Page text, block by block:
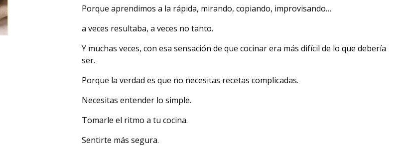
Porque aprendimos a la rápida, mirando, copiando, improvisando…
a veces resultaba, a veces no tanto.
Y muchas veces, con esa sensación de que cocinar era más difícil de lo que debería
ser.
Porque la verdad es que no necesitas recetas complicadas.
Necesitas entender lo simple.
Tomarle el ritmo a tu cocina.
Sentirte más segura.